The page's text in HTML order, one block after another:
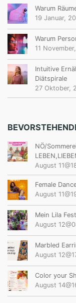
Warum
19 Januar,
Warum
11
Intuitive
Diätspirale
27 Oktober,
NÖ/
August
Female
August
Mein Lila
August
Marbled
August
Color your
August